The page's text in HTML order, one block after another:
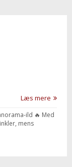
Læs mere
ild 🔥 Med
mens